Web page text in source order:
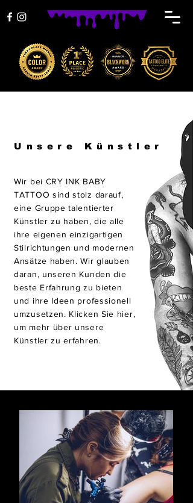
Unsere Künstler
Wir bei CRY INK BABY
TATTOO sind stolz darauf,
eine Gruppe talentierter
Künstler zu haben, die alle
ihre eigenen einzigartigen
Stilrichtungen und modernen
Ansätze haben. Wir glauben
daran, unseren Kunden die
beste Erfahrung zu bieten
und ihre Ideen professionell
umzusetzen. Klicken Sie hier,
um mehr über unsere
Künstler zu erfahren.